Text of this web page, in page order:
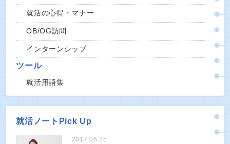
就活の心得・マナー
OB/OG訪問
インターンシップ
ツール
就活用語集
就活ノートPick Up
2017.06.25